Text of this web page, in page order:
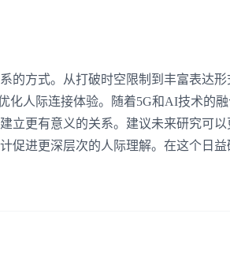
的方式。从打破时空限制到丰富表达形
化人际连接体验。随着5G和AI技术的
立更有意义的关系。建议未来研究可以
促进更深层次的人际理解。在这个日益